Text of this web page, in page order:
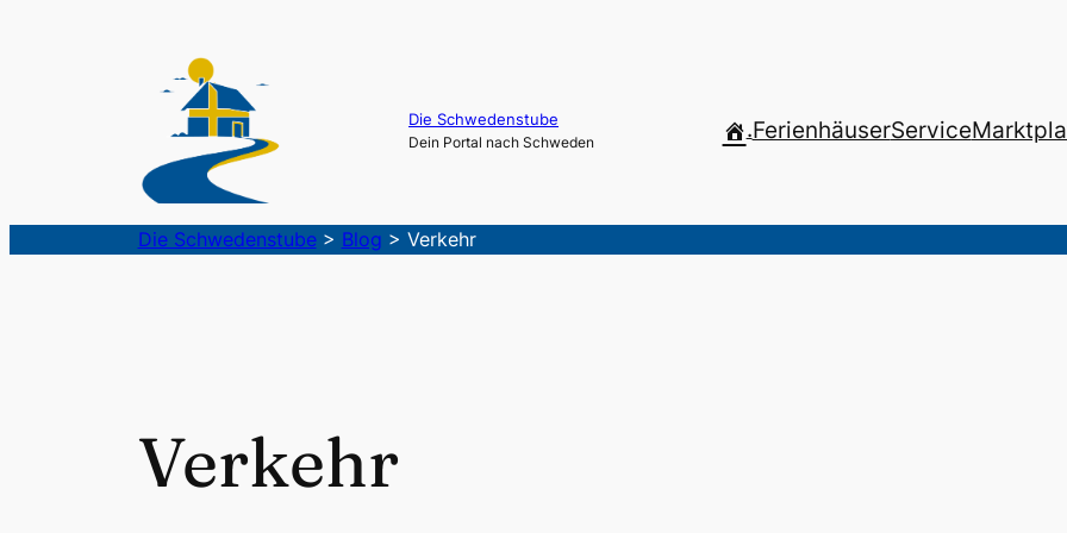
Die Schwedenstube
Dein Portal nach Schweden .FerienhäuserService
Die Schwedenstube> Blog > Verkehr
Verkehr